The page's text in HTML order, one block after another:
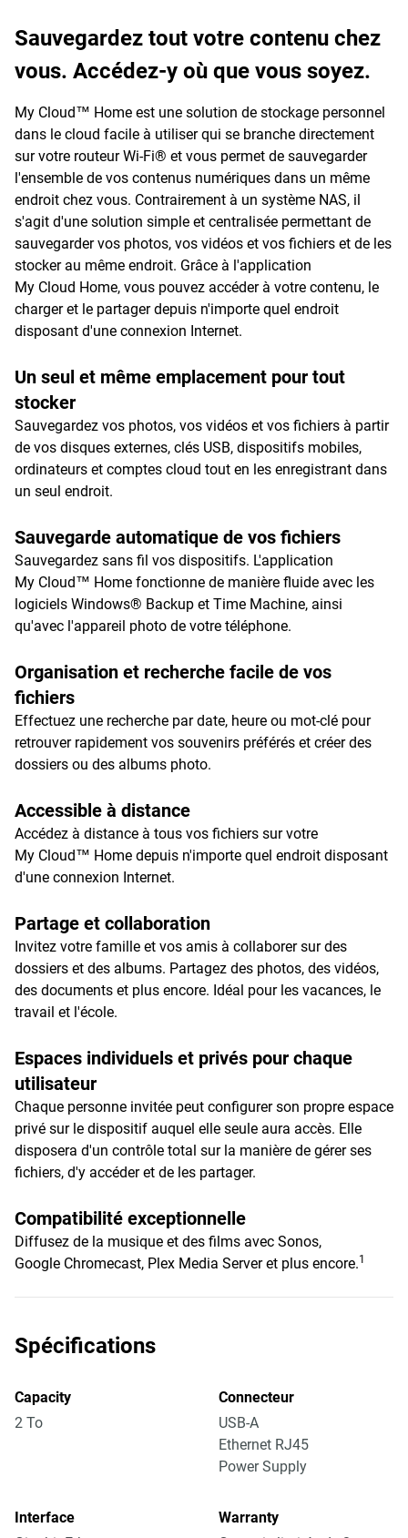
Sauvegardez tout votre contenu chez
vous. Accédez-y où que vous soyez.
My Cloud™ Home est une solution de stockage personnel
dans le cloud facile à utiliser qui se branche directement
sur votre routeur Wi-Fi® et vous permet de sauvegarder
l'ensemble de vos contenus numériques dans un même
endroit chez vous. Contrairement à un système NAS, il
s'agit d'une solution simple et centralisée permettant de
sauvegarder vos photos, vos vidéos et vos fichiers et de les
stocker au même endroit. Grâce à l'application
My Cloud Home, vous pouvez accéder à votre contenu, le
charger et le partager depuis n'importe quel endroit
disposant d'une connexion Internet.
Un seul et même emplacement pour tout
stocker
Sauvegardez vos photos, vos vidéos et vos fichiers à partir
de vos disques externes, clés USB, dispositifs mobiles,
ordinateurs et comptes cloud tout en les enregistrant dans
un seul endroit.
Sauvegarde automatique de vos fichiers
Sauvegardez sans fil vos dispositifs. L'application
My Cloud™ Home fonctionne de manière fluide avec les
logiciels Windows® Backup et Time Machine, ainsi
qu'avec l'appareil photo de votre téléphone.
Organisation et recherche facile de vos
fichiers
Effectuez une recherche par date, heure ou mot-clé pour
retrouver rapidement vos souvenirs préférés et créer des
dossiers ou des albums photo.
Accessible à distance
Accédez à distance à tous vos fichiers sur votre
My Cloud™ Home depuis n'importe quel endroit disposant
d'une connexion Internet.
Partage et collaboration
Invitez votre famille et vos amis à collaborer sur des
dossiers et des albums. Partagez des photos, des vidéos,
des documents et plus encore. Idéal pour les vacances, le
travail et l'école.
Espaces individuels et privés pour chaque
utilisateur
Chaque personne invitée peut configurer son propre espace
privé sur le dispositif auquel elle seule aura accès. Elle
disposera d'un contrôle total sur la manière de gérer ses
fichiers, d'y accéder et de les partager.
Compatibilité exceptionnelle
Diffusez de la musique et des films avec Sonos,
Google Chromecast, Plex Media Server et plus encore.1
Spécifications
Capacity
2 To
Connecteur
USB-A
Ethernet RJ45
Power Supply
Interface
Warranty